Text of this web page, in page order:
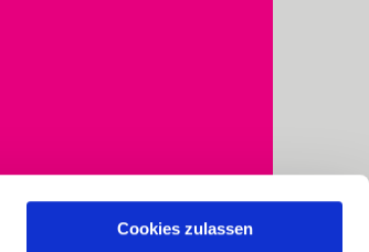
Cookies zulassen